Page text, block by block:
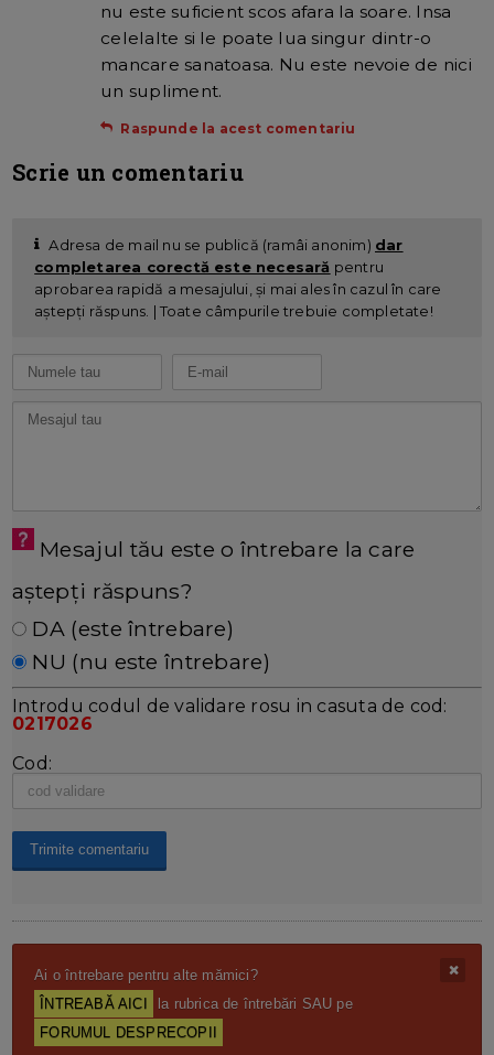
nu este suficient scos afara la soare. Insa
celelalte si le poate lua singur dintr-o
mancare sanatoasa. Nu este nevoie de nici
un supliment.
Raspunde la acest comentariu
Scrie un comentariu
Adresa de mail nu se publică (ramâi anonim) dar
completarea corectă este necesară pentru
aprobarea rapidă a mesajului, și mai ales în cazul în care
aștepți răspuns. | Toate câmpurile trebuie completate!
Mesajul tău este o întrebare la care
aștepți răspuns?
DA (este întrebare)
NU (nu este întrebare)
Introdu codul de validare rosu in casuta de cod:
0217026
Cod:
Ai o întrebare pentru alte mămici?
ÎNTREABĂ AICI
la rubrica de întrebări SAU pe
FORUMUL DESPRECOPII